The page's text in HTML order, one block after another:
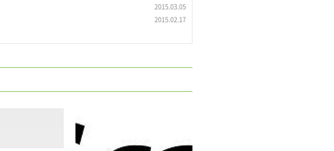
2015.03.05
2015.02.17